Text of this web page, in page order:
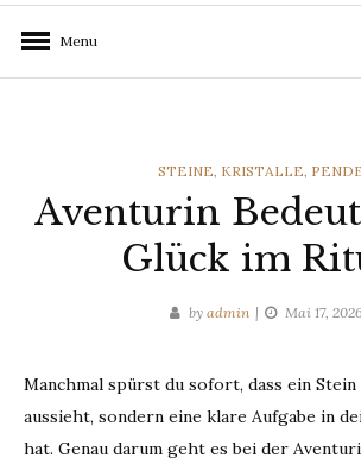
Menu
CATEGORIES
STEINE, KRISTALLE,
Aventurin
Glück im
by admin Mai 17, 2026
Manchmal spürst du sofort, dass ein
aussieht, sondern eine klare Aufgabe in
hat. Genau darum geht es bei der